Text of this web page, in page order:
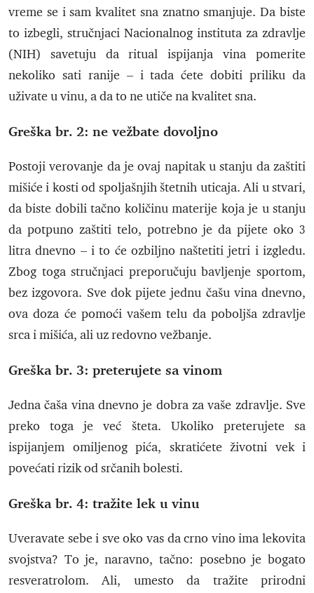
vreme se i sam kvalitet sna znatno smanjuje. Da biste
to izbegli, stručnjaci Nacionalnog instituta za zdravlje
(NIH) savetuju da ritual ispijanja vina pomerite
nekoliko sati ranije – i tada ćete dobiti priliku da
uživate u vinu, a da to ne utiče na kvalitet sna.
Greška br. 2: ne vežbate dovoljno
Postoji verovanje da je ovaj napitak u stanju da zaštiti
mišiće i kosti od spoljašnjih štetnih uticaja. Ali u stvari,
da biste dobili tačno količinu materije koja je u stanju
da potpuno zaštiti telo, potrebno je da pijete oko 3
litra dnevno – i to će ozbiljno naštetiti jetri i izgledu.
Zbog toga stručnjaci preporučuju bavljenje sportom,
bez izgovora. Sve dok pijete jednu čašu vina dnevno,
ova doza će pomoći vašem telu da poboljša zdravlje
srca i mišića, ali uz redovno vežbanje.
Greška br. 3: preterujete sa vinom
Jedna čaša vina dnevno je dobra za vaše zdravlje. Sve
preko toga je već šteta. Ukoliko preterujete sa
ispijanjem omiljenog pića, skratićete životni vek i
povećati rizik od srčanih bolesti.
Greška br. 4: tražite lek u vinu
Uveravate sebe i sve oko vas da crno vino ima lekovita
svojstva? To je, naravno, tačno: posebno je bogato
resveratrolom. Ali, umesto da tražite prirodni